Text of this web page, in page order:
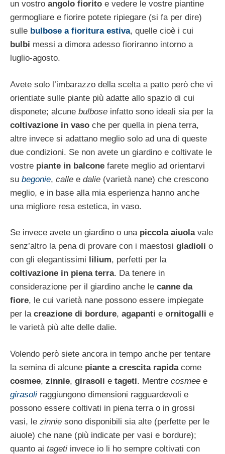
un vostro angolo fiorito e vedere le vostre piantine
germogliare e fiorire potete ripiegare (si fa per dire)
sulle bulbose a fioritura estiva, quelle cioè i cui
bulbi messi a dimora adesso fioriranno intorno a
luglio-agosto.
Avete solo l’imbarazzo della scelta a patto però che vi
orientiate sulle piante più adatte allo spazio di cui
disponete; alcune bulbose infatto sono ideali sia per la
coltivazione in vaso che per quella in piena terra,
altre invece si adattano meglio solo ad una di queste
due condizioni. Se non avete un giardino e coltivate le
vostre piante in balcone farete meglio ad orientarvi
su begonie, calle e dalie (varietà nane) che crescono
meglio, e in base alla mia esperienza hanno anche
una migliore resa estetica, in vaso.
Se invece avete un giardino o una piccola aiuolavale
senz’altro la pena di provare con i maestosi gladioli o
con gli elegantissimi
lilium, perfetti per la
coltivazione in piena terra. Da tenere in
considerazione per il giardino anche le canne da
fiore, le cui varietà nane possono essere impiegate
per la creazione di bordure, agapanti e ornitogalli e
le varietà più alte delle dalie.
Volendo però siete ancora in tempo anche per tentare
la semina di alcune piante a crescita rapidacome
cosmee, zinnie, girasoli e tageti. Mentre cosmee e
girasoli raggiungono dimensioni ragguardevoli e
possono essere coltivati in piena terra o in grossi
vasi, le zinnie sono disponibili sia alte (perfette per le
aiuole) che nane (più indicate per vasi e bordure);
quanto ai tageti invece io li ho sempre coltivati con